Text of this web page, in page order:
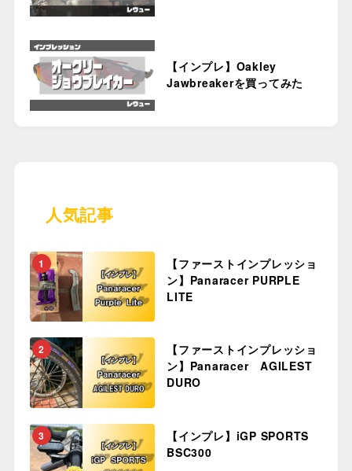
【インプレ】Oakley
Jawbreakerを買ってみた
人気記事
1
【ファーストインプレッショ
ン】Panaracer PURPLE
LITE
2
【ファーストインプレッショ
ン】Panaracer AGILEST
DURO
3
【インプレ】iGP SPORTS
BSC300